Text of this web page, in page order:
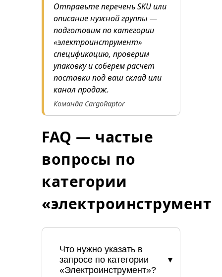
Отправьте перечень SKU или
описание нужной группы —
подготовим по категории
«электроинструмент»
спецификацию, проверим
упаковку и соберем расчет
поставки под ваш склад или
канал продаж.
Команда CargoRaptor
FAQ — частые
вопросы по
категории
«электроинструмент»
Что нужно указать в
запросе по категории
«Электроинструмент»?